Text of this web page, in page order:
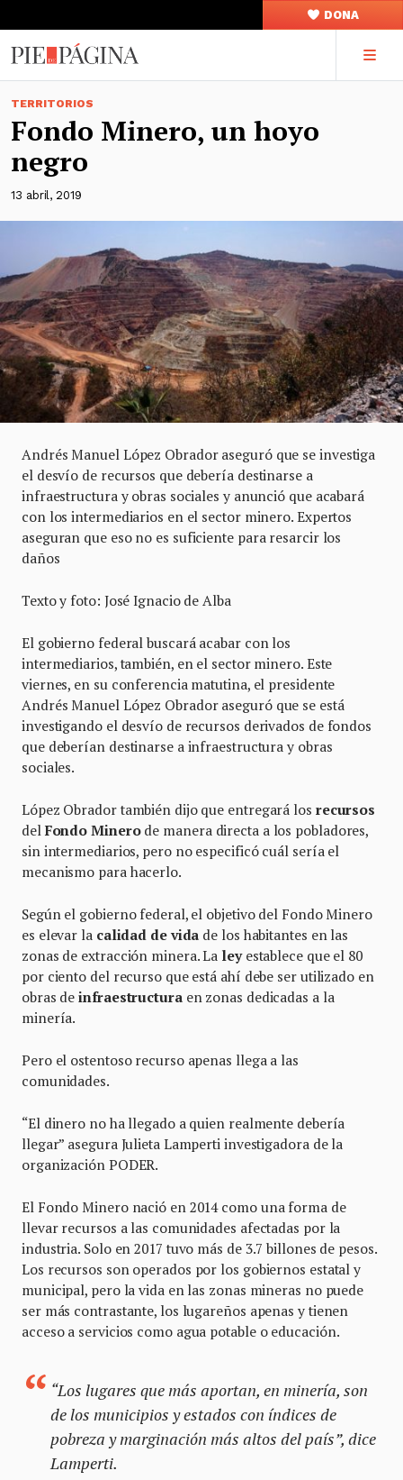
DONA
TERRITORIOS
Fondo Minero, un hoyo
negro
13 abril, 2019
Andrés Manuel López Obrador aseguró que se investiga
el desvío de recursos que debería destinarse a
infraestructura y obras sociales y anunció que acabará
con los intermediarios en el sector minero. Expertos
aseguran que eso no es suficiente para resarcir los
daños
Texto y foto: José Ignacio de Alba
El gobierno federal buscará acabar con los
intermediarios, también, en el sector minero. Este
viernes, en su conferencia matutina, el presidente
Andrés Manuel López Obrador aseguró que se está
investigando el desvío de recursos derivados de fondos
que deberían destinarse a infraestructura y obras
sociales.
López Obrador también dijo que entregará los recursos
del Fondo Minerode manera directa a los pobladores,
sin intermediarios, pero no especificó cuál sería el
mecanismo para hacerlo.
Según el gobierno federal, el objetivo del Fondo Minero
es elevar la calidad de vida de los habitantes en las
zonas de extracción minera. La leyestablece que el 80
por ciento del recurso que está ahí debe ser utilizado en
obras deinfraestructuraen zonas dedicadas a la
minería.
Pero el ostentoso recurso apenas llega a las
comunidades.
“El dinero no ha llegado a quien realmente debería
llegar” asegura Julieta Lamperti investigadora de la
organización PODER.
El Fondo Minero nació en 2014 como una forma de
llevar recursos a las comunidades afectadas por la
industria. Solo en 2017 tuvo más de 3.7 billones de pesos.
Los recursos son operados por los gobiernos estatal y
municipal, pero la vida en las zonas mineras no puede
ser más contrastante, los lugareños apenas y tienen
acceso a servicios como agua potable o educación.
“Los lugares que más aportan, en minería, son
de los municipios y estados con índices de
pobreza y marginación más altos del país”, dice
Lamperti.